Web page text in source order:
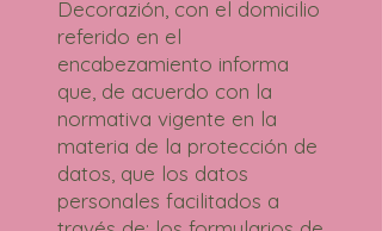
Decorazión, con el domicilio
referido en el
encabezamiento informa
que, de acuerdo con la
normativa vigente en la
materia de la protección de
datos, que los datos
personales facilitados a